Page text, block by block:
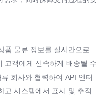
품 물류 정보를 실시간으로
고객에게 신속하게 배송될 수
회사와 협력하여 API 인터
고 시스템에서 표시 및 추적